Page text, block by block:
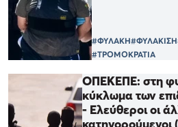
#ΦΥΛΑΚΗ#ΦΥΛΑΚΙΣΗ
#ΤΡΟΜΟΚΡΑΤΙΑ
ΟΠΕΚΕΠΕ: στη
κύκλωμα των
- Ελεύθεροι οι
κατηγορούμενοι